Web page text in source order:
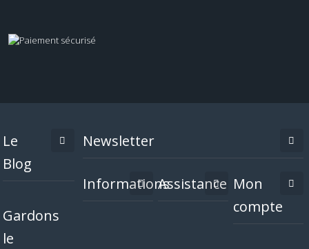
Le
Blog
Gardons
le
Newsletter
InformationsAssistance Mon
compte